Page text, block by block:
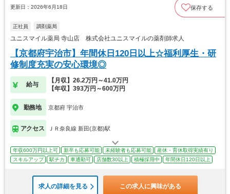
更新日：2026年6月18日 保存する
正社員 調剤薬局
ユニスマイル薬局 寺山店 株式会社ユニスマイルの薬剤師求人
【京都府宇治市】年間休日120日以上☆福利厚生・研
修制度充実の安心環境◎
給与
【月収】26.2万円～41.0万円
【年収】393万円～600万円
勤務地 京都府 宇治市
アクセス ＪＲ奈良線 新田(京都)駅
年収600万円以上可 新卒も応募可能 未経験者も応募可能
産休・育休取得実績有り
スキルアップ
駅チカ 車通勤可 店舗数30以上 積極採用中 年間休日120日以上
求人の詳細を見る この求人に興味がある